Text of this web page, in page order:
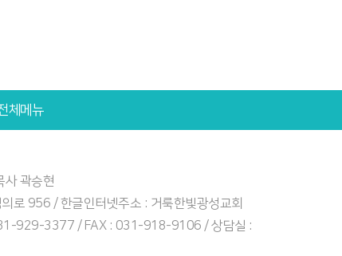
체메뉴
사 곽승현
로 956 / 한글인터넷주소 : 거룩한빛광성교회
929-3377 / FAX : 031-918-9106 / 상담실 :